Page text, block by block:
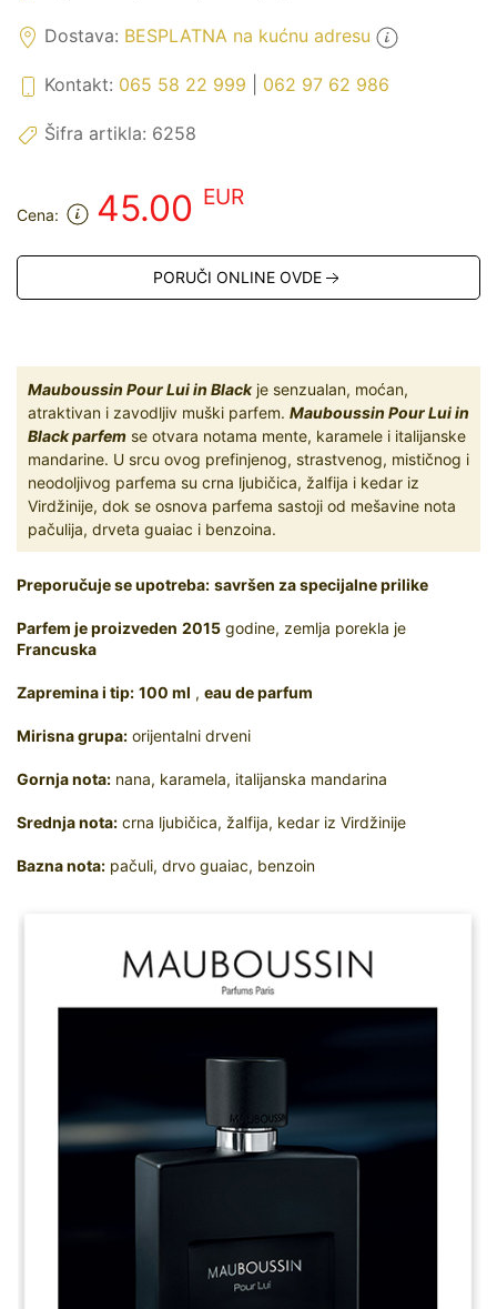
Dostava: BESPLATNA na kućnu adresu
Kontakt: 065 58 22 999 062 97 62 986
Šifra artikla: 6258
Cena: 45.00 EUR
PORUČI ONLINE OVDE
Mauboussin Pour Lui in Blackje senzualan, moćan,
atraktivan i zavodljiv muški parfem. Mauboussin Pour Lui in
Black parfem se otvara notama mente, karamele i italijanske
mandarine. U srcu ovog prefinjenog, strastvenog, mističnog i
neodoljivog parfema su crna ljubičica, žalfija i kedar iz
Virdžinije, dok se osnova parfema sastoji od mešavine nota
pačulija, drveta guaiac i benzoina.
Preporučuje se upotreba: savršen za specijalne prilike
Parfem je proizveden 2015 godine, zemlja porekla je
Francuska
Zapremina i tip: 100 ml , eau de parfum
Mirisna grupa: orijentalni drveni
Gornja nota: nana, karamela, italijanska mandarina
Srednja nota: crna ljubičica, žalfija, kedar iz Virdžinije
Bazna nota: pačuli, drvo guaiac, benzoin